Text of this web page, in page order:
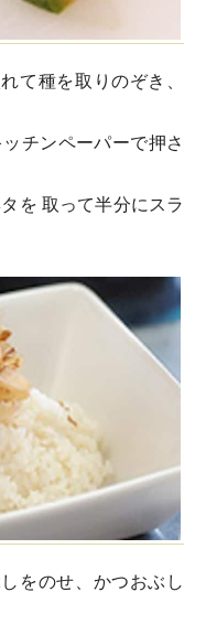
て種を取りのぞき、
チンペーパーで押さ
を 取って半分にスラ
をのせ、かつおぶし